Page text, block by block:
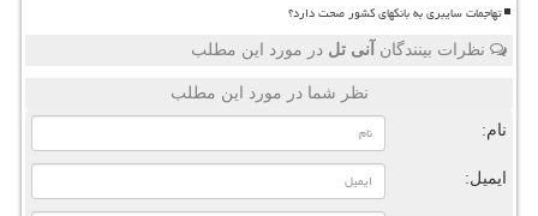
تهاجمات سایبری به بانکهای کشور صحت دارد؟
نظرات بینندگان آنی تل در مورد این مطلب
نظر شما در مورد این مطلب
نام:
ایمیل: